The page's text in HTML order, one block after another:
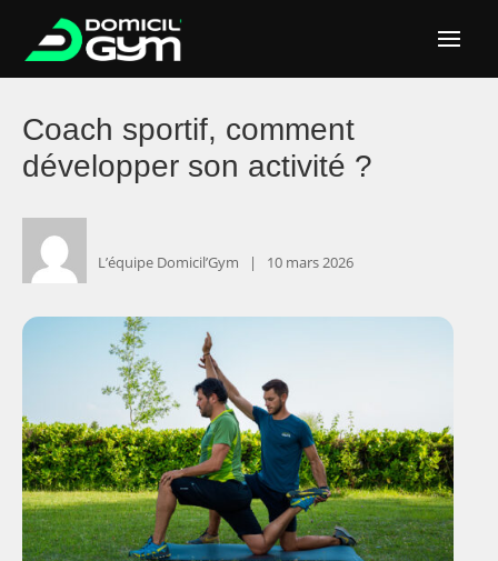
Coach sportif, comment
développer son activité ?
L’équipe Domicil’Gym ‎ ‎ ‎| ‎ ‎ ‎ ‎10 mars 2026